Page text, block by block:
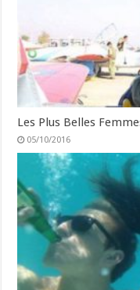
Les Plus Belles
05/10/2016